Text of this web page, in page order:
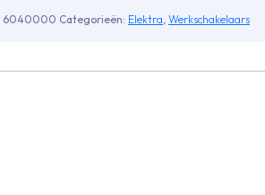
6040000 Categorieën: Elektra, Werkschakelaars